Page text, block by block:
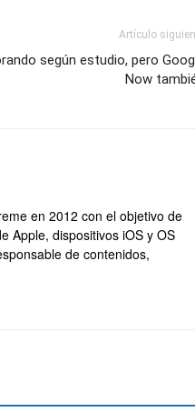
Artículo
según estudio, pero
Now
en 2012 con el objetivo de
Apple, dispositivos iOS y OS
de contenidos,